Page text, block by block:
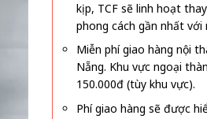
kịp, TCF sẽ linh hoạt
phong cách gần nhất với
Miễn phí giao hàng nội
Nẵng. Khu vực ngoại
150.000đ (tùy khu vực).
Phí giao hàng sẽ được